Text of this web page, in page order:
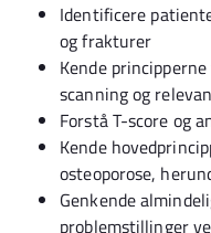
Identificere
og frakturer
Kende
scanning og
Forstå T-score og
Kende
osteoporose,
Genkende
problemstillinger